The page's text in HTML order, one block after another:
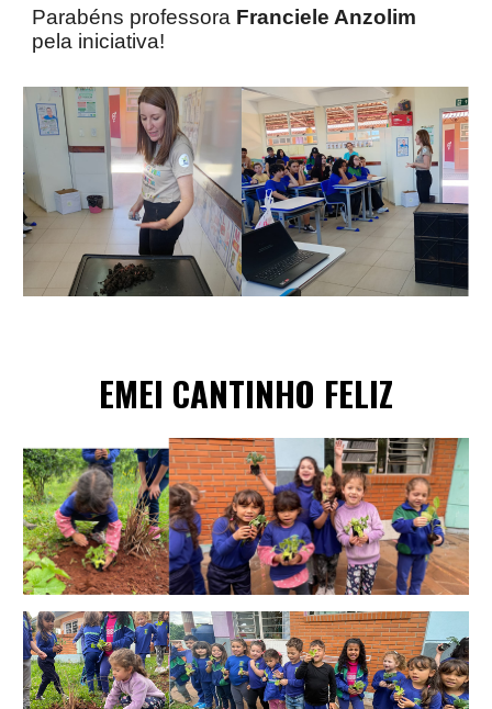
Parabéns professora Franciele Anzolim
pela iniciativa!
EMEI CANTINHO FELIZ